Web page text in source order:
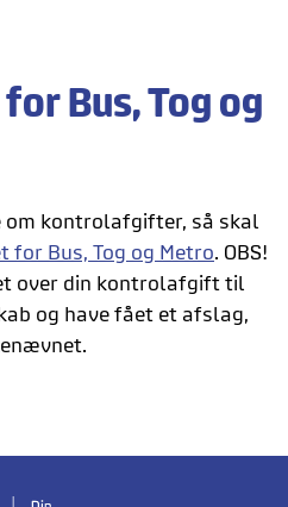
Bus, Tog og
om kontrolafgifter, så skal
for Bus, Tog og Metro. OBS!
over din kontrolafgift til
og have fået et afslag,